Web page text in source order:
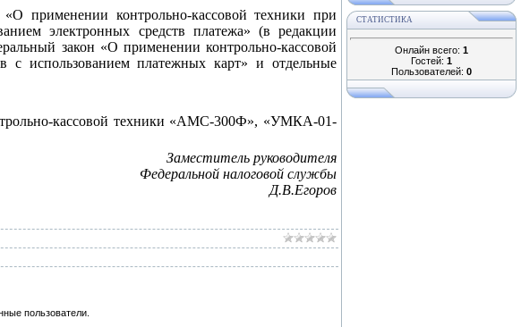
применении контрольно-кассовой техники при
электронных средств платежа» (в редакции
закон «О применении контрольно-кассовой
с использованием платежных карт» и отдельные
кассовой техники «АМС-300Ф», «УМКА-01-
Заместитель руководителя
Федеральной налоговой службы
Д.В.Егоров
пользователи.
СТАТИСТИКА
Онлайн всего: 1
Гостей: 1
Пользователей: 0